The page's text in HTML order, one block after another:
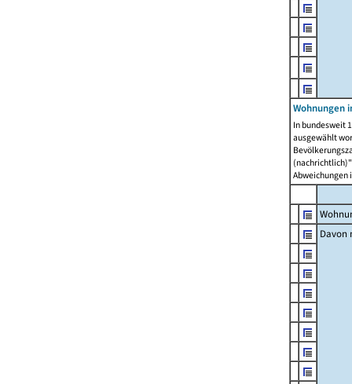
Wohnungen
In bundesweit
ausgewählt
Abweichungen
Davon